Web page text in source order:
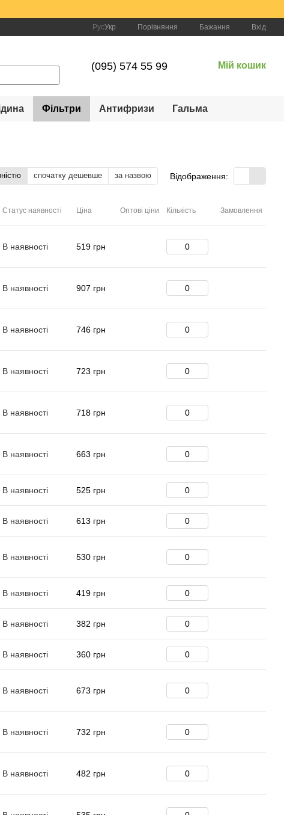
РусУкр Порівняння Бажання Вхід
(095) 574 55 99 Мій кошик
Фільтри Антифризи Гальма
спочатку дешевше за назвою Відображення:
Статус наявності Ціна Оптові ціни Кількість Замовлення
В наявності 519 грн
В наявності 907 грн
В наявності 746 грн
В наявності 723 грн
В наявності 718 грн
В наявності 663 грн
В наявності 525 грн
В наявності 613 грн
В наявності 530 грн
В наявності 419 грн
В наявності 382 грн
В наявності 360 грн
В наявності 673 грн
В наявності 732 грн
В наявності 482 грн